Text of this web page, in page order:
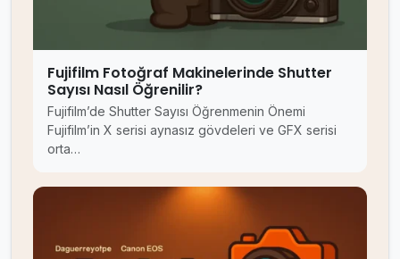
Fujifilm Fotoğraf Makinelerinde Shutter
Sayısı Nasıl Öğrenilir?
Fujifilm’de Shutter Sayısı Öğrenmenin Önemi
Fujifilm’in X serisi aynasız gövdeleri ve GFX serisi
orta…